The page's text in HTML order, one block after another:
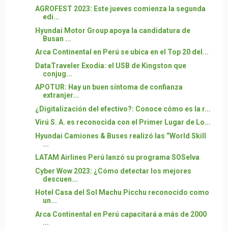
AGROFEST 2023: Este jueves comienza la segunda
edi...
Hyundai Motor Group apoya la candidatura de
Busan ...
Arca Continental en Perú se ubica en el Top 20 del...
DataTraveler Exodia: el USB de Kingston que
conjug...
APOTUR: Hay un buen síntoma de confianza
extranjer...
¿Digitalización del efectivo?: Conoce cómo es la r...
Virú S. A. es reconocida con el Primer Lugar de Lo...
Hyundai Camiones & Buses realizó las “World Skill
...
LATAM Airlines Perú lanzó su programa SOSelva
Cyber Wow 2023: ¿Cómo detectar los mejores
descuen...
Hotel Casa del Sol Machu Picchu reconocido como
un...
Arca Continental en Perú capacitará a más de 2000
...